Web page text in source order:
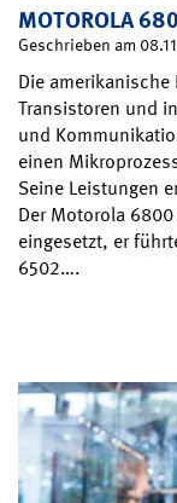
MOTOROLA
Geschrieben am
Die amerikanische
Transistoren und
und
einen
Seine Leistungen
Der Motorola
eingesetzt, er
6502….